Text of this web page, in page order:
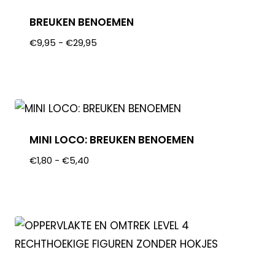
BREUKEN BENOEMEN
€9,95 - €29,95
MINI LOCO: BREUKEN BENOEMEN
€1,80 - €5,40